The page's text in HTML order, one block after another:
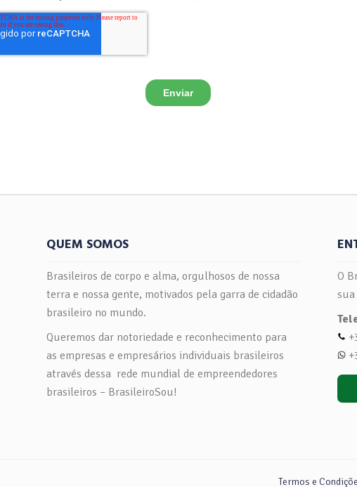
QUEM SOMOS
Brasileiros de corpo e alma, orgulhosos de nossa
terra e nossa gente, motivados pela garra de cidadão
brasileiro no mundo.
Queremos dar notoriedade e reconhecimento para
as empresas e empresários individuais brasileiros
através dessa rede mundial de empreendedores
brasileiros – BrasileiroSou!
O
Termos e